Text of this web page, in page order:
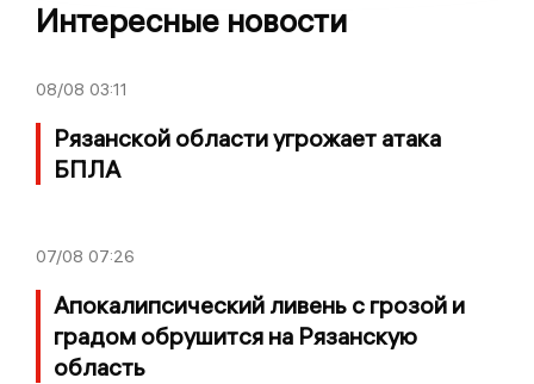
Интересные новости
08/08 03:11
Рязанской области угрожает атака
БПЛА
07/08 07:26
Апокалипсический ливень с грозой и
градом обрушится на Рязанскую
область